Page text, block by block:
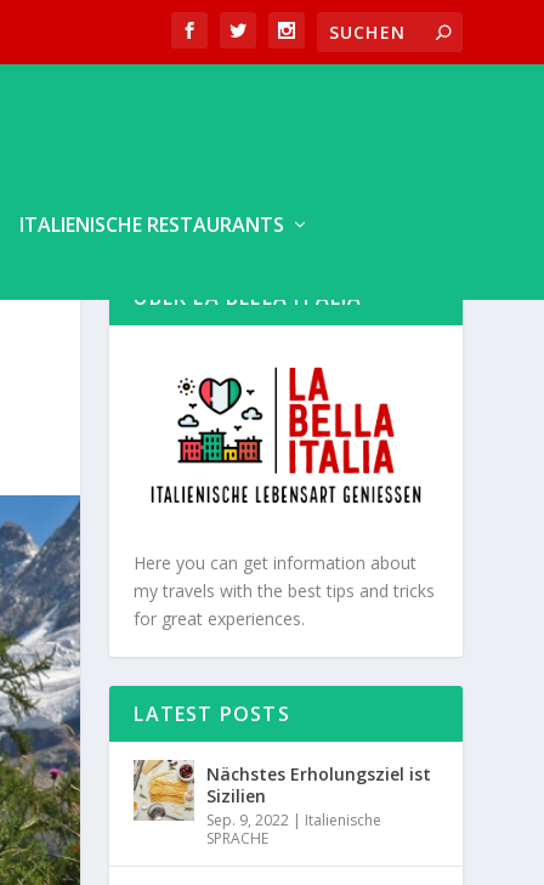
ITALIENISCHE RESTAURANTS
ÜBER LA BELLA ITALIA
Here you can get information about
my travels with the best tips and tricks
for great experiences.
LATEST POSTS
Nächstes Erholungsziel ist
Sizilien
Sep. 9, 2022 | Italienische
SPRACHE